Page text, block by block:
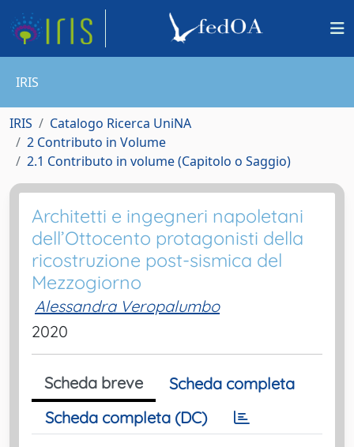
IRIS
IRIS
Catalogo Ricerca UniNA
2 Contributo in Volume
2.1 Contributo in volume (Capitolo o Saggio)
Architetti e ingegneri napoletani
dell’Ottocento protagonisti della
ricostruzione post-sismica del
Mezzogiorno
Alessandra Veropalumbo
2020
Scheda breve
Scheda completa
Scheda completa (DC)